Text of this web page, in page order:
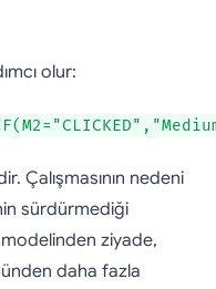
olur:
Çalışmasının nedeni
sürdürmediği
ziyade,
daha fazla